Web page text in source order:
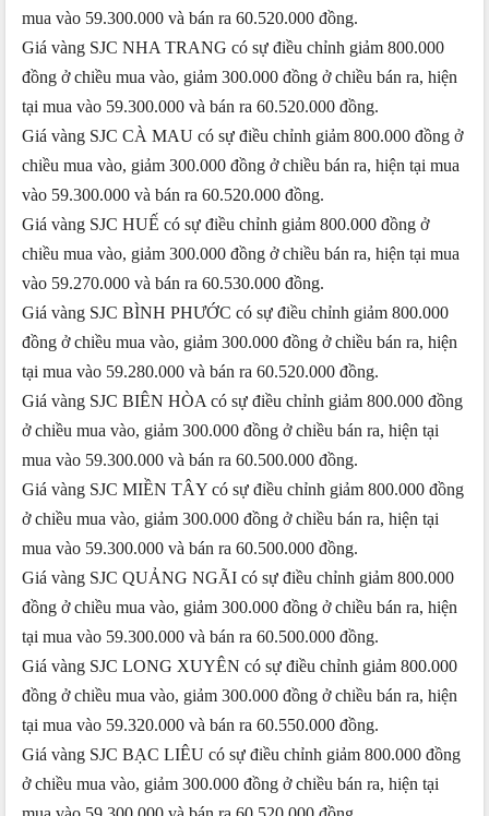
mua vào 59.300.000 và bán ra 60.520.000 đồng.
Giá vàng SJC NHA TRANG có sự điều chỉnh giảm 800.000
đồng ở chiều mua vào, giảm 300.000 đồng ở chiều bán ra, hiện
tại mua vào 59.300.000 và bán ra 60.520.000 đồng.
Giá vàng SJC CÀ MAU có sự điều chỉnh giảm 800.000 đồng ở
chiều mua vào, giảm 300.000 đồng ở chiều bán ra, hiện tại mua
vào 59.300.000 và bán ra 60.520.000 đồng.
Giá vàng SJC HUẾ có sự điều chỉnh giảm 800.000 đồng ở
chiều mua vào, giảm 300.000 đồng ở chiều bán ra, hiện tại mua
vào 59.270.000 và bán ra 60.530.000 đồng.
Giá vàng SJC BÌNH PHƯỚC có sự điều chỉnh giảm 800.000
đồng ở chiều mua vào, giảm 300.000 đồng ở chiều bán ra, hiện
tại mua vào 59.280.000 và bán ra 60.520.000 đồng.
Giá vàng SJC BIÊN HÒA có sự điều chỉnh giảm 800.000 đồng
ở chiều mua vào, giảm 300.000 đồng ở chiều bán ra, hiện tại
mua vào 59.300.000 và bán ra 60.500.000 đồng.
Giá vàng SJC MIỀN TÂY có sự điều chỉnh giảm 800.000 đồng
ở chiều mua vào, giảm 300.000 đồng ở chiều bán ra, hiện tại
mua vào 59.300.000 và bán ra 60.500.000 đồng.
Giá vàng SJC QUẢNG NGÃI có sự điều chỉnh giảm 800.000
đồng ở chiều mua vào, giảm 300.000 đồng ở chiều bán ra, hiện
tại mua vào 59.300.000 và bán ra 60.500.000 đồng.
Giá vàng SJC LONG XUYÊN có sự điều chỉnh giảm 800.000
đồng ở chiều mua vào, giảm 300.000 đồng ở chiều bán ra, hiện
tại mua vào 59.320.000 và bán ra 60.550.000 đồng.
Giá vàng SJC BẠC LIÊU có sự điều chỉnh giảm 800.000 đồng
ở chiều mua vào, giảm 300.000 đồng ở chiều bán ra, hiện tại